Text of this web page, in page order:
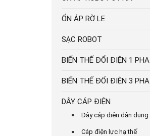
ỔN ÁP RỜ LE
SẠC ROBOT
BIẾN THẾ ĐỔI ĐIỆN 1 PHA
BIẾN THẾ ĐỔI ĐIỆN 3 PHA
DÂY CÁP ĐIỆN
Dây cáp điện dân dụng
Cáp điện lực hạ thế